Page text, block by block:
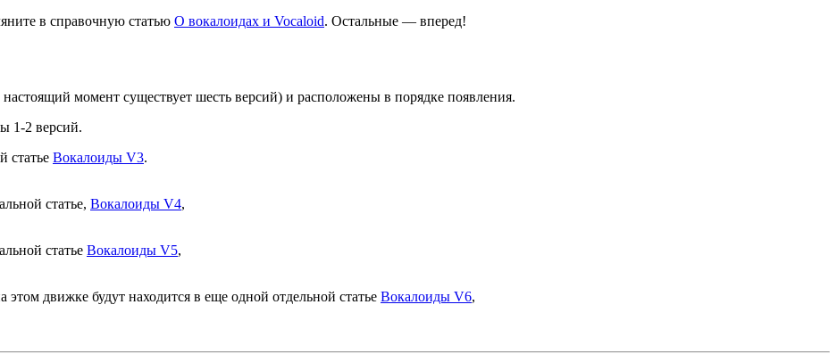
в справочную статью О вокалоидах и Vocaloid. Остальные — вперед!
настоящий момент существует шесть версий) и расположены в порядке появления.
1-2 версий.
статье Вокалоиды V3.
статье, Вокалоиды V4,
статье Вокалоиды V5,
движке будут находится в еще одной отдельной статье Вокалоиды V6,